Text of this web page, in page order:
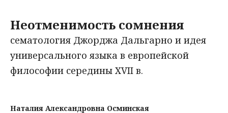
Неотменимость сомнения
сематология Джорджа Дальгарно и идея
универсального языка в европейской
философии середины XVII в.
Наталия Александровна Осминская